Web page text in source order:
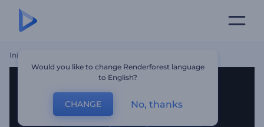
Início
Would you like to change Renderforest language
to English?
CHANGE No, thanks